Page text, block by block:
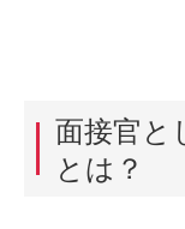
面接官と
とは？